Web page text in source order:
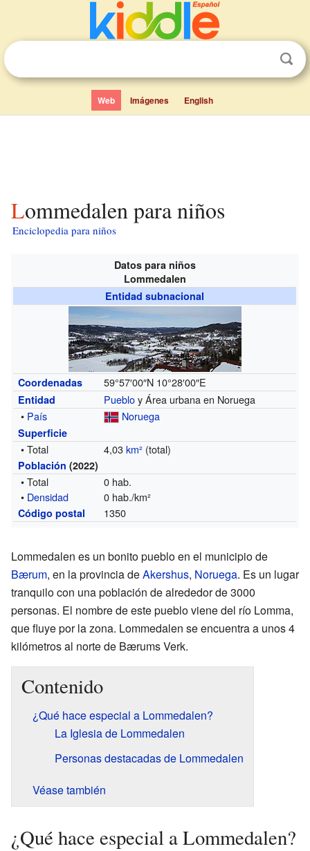
Web Imágenes English
Lommedalen para niños
Enciclopedia para niños
Datos para niños
Lommedalen
Entidad subnacional
Coordenadas 59°57′00″N 10°28′00″E
Entidad Puebloy Área urbana en Noruega
• País Noruega
Superficie
• Total 4,03km² (total)
Población (2022)
• Total
0 hab.
• Densidad 0 hab./km²
Código postal 1350
Lommedalen es un bonito pueblo en el municipio de
Bærum, en la provincia deAkershus, Noruega. Es un lugar
tranquilo con una población de alrededor de 3000
personas. El nombre de este pueblo viene del río Lomma,
que fluye por la zona. Lommedalen se encuentra a unos 4
kilómetros al norte de Bærums Verk.
Contenido
¿Qué hace especial a Lommedalen?
La Iglesia de Lommedalen
Personas destacadas de Lommedalen
Véase también
¿Qué hace especial a Lommedalen?